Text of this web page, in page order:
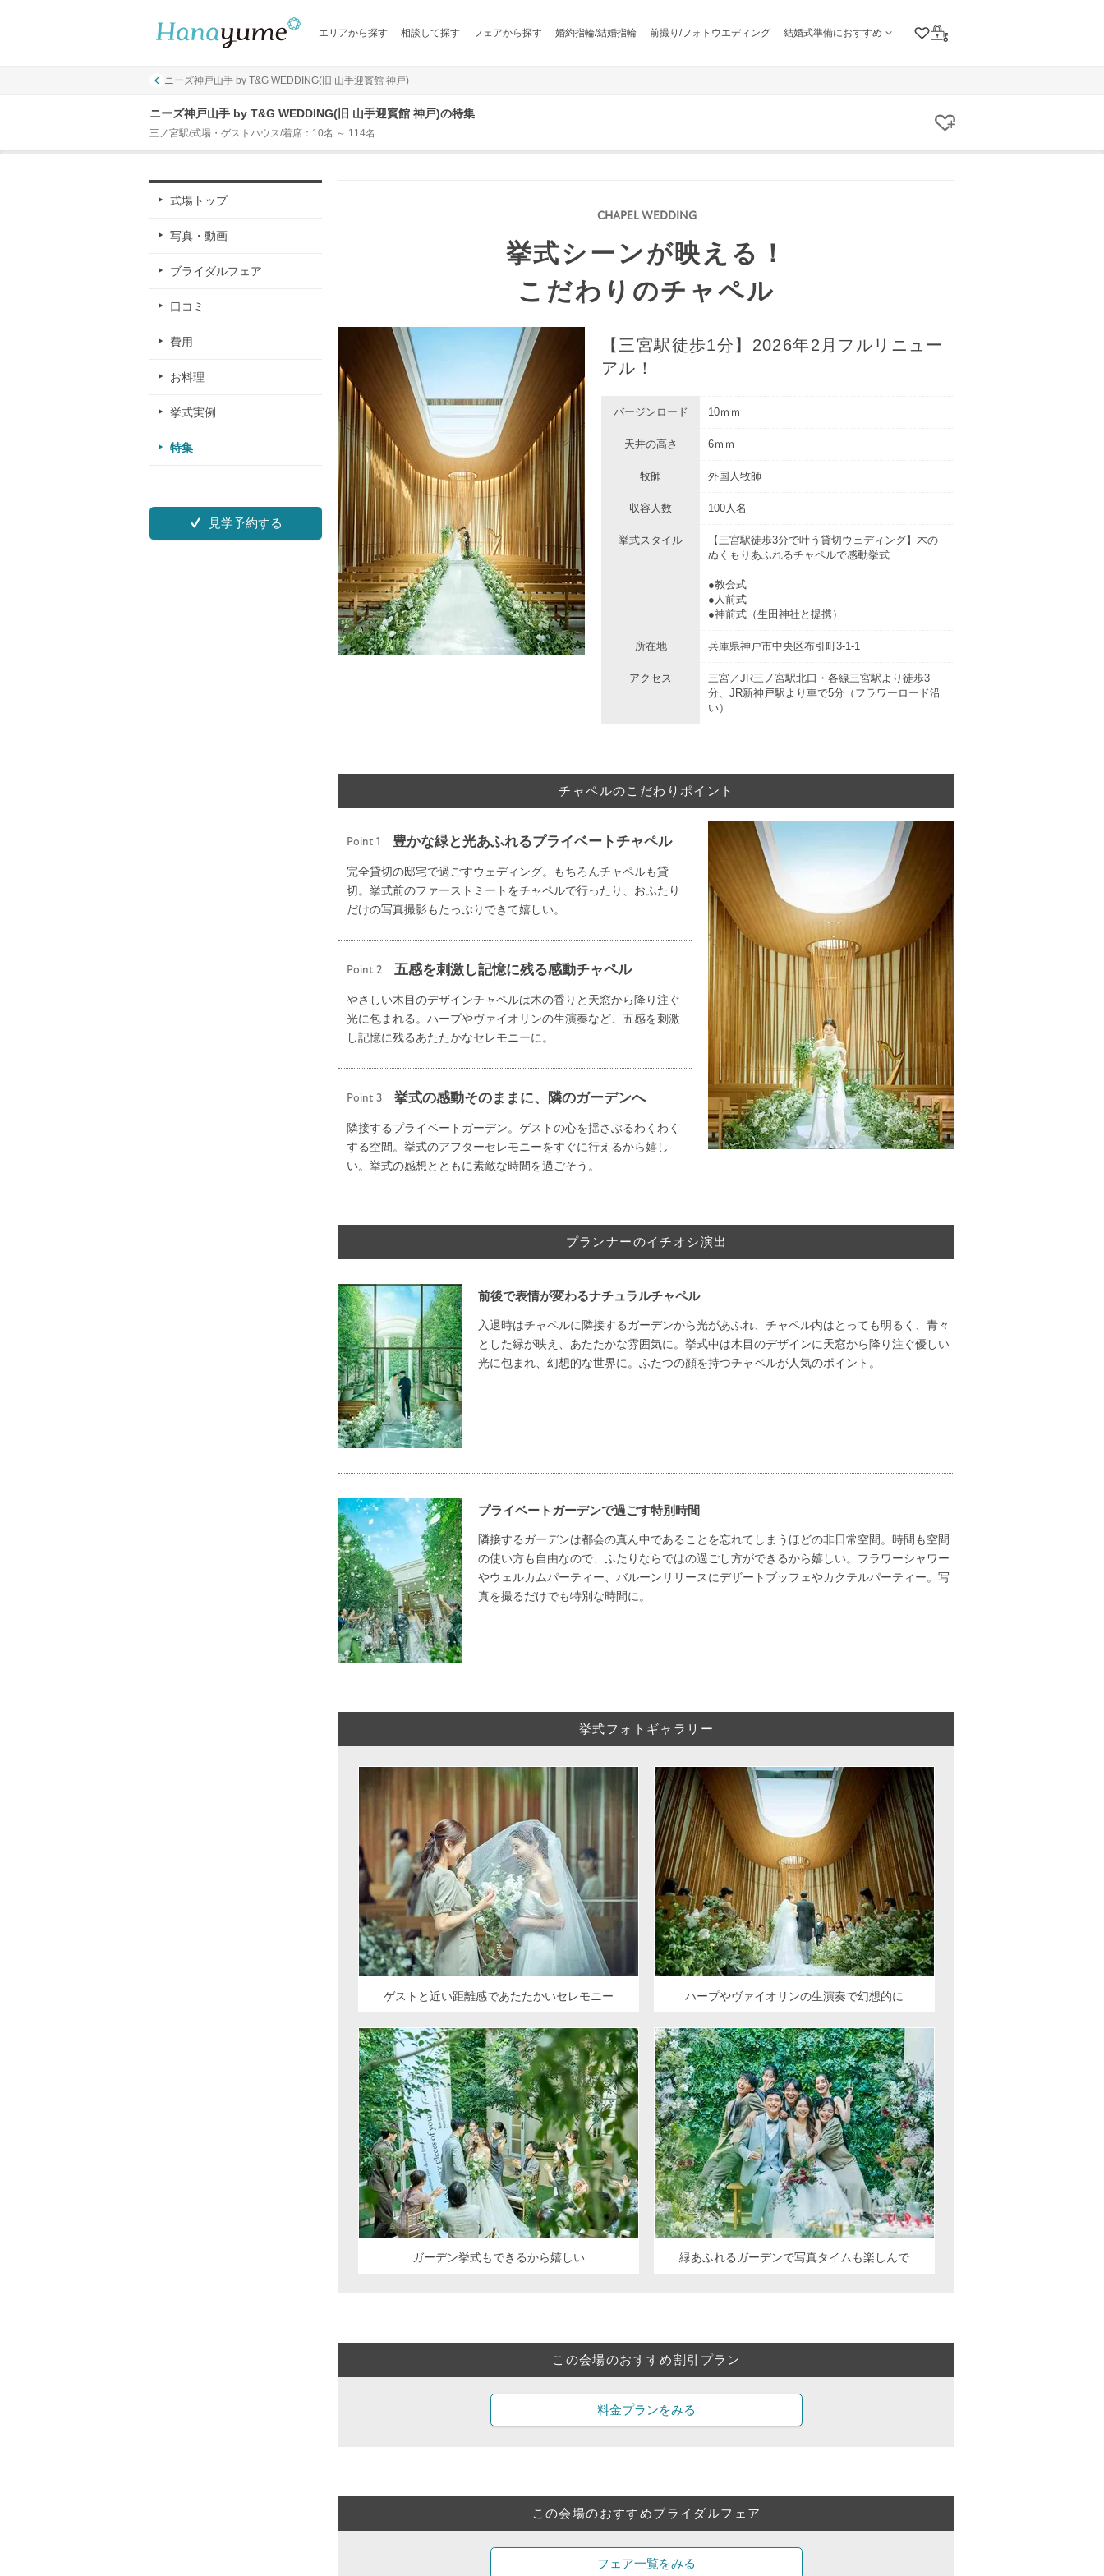
エリアから探す 相談して探す フェアから探す 婚約指輪/結婚指輪 前撮り/フォトウエディング 結婚式準備におすすめ
クリップリスト
ログイン
ニーズ神戸山手 by T&G WEDDING(旧 山手迎賓館 神戸)
ニーズ神戸山手 by T&G WEDDING(旧 山手迎賓館 神戸)の特集
三ノ宮駅/式場・ゲストハウス/着席：10名 ～ 114名 クリップする
式場トップ
写真・動画
ブライダルフェア
口コミ
費用
お料理
挙式実例
特集
見学予約する
挙式シーンが映える！
こだわりのチャペル
【三宮駅徒歩1分】2026年2月フルリニュー
アル！
バージンロード 10ｍｍ
天井の高さ 6ｍｍ
牧師 外国人牧師
収容人数 100人名
挙式スタイル
【三宮駅徒歩3分で叶う貸切ウェディング】木の
ぬくもりあふれるチャペルで感動挙式
●教会式
●人前式
●神前式（生田神社と提携）
所在地 兵庫県神戸市中央区布引町3-1-1
アクセス
三宮／JR三ノ宮駅北口・各線三宮駅より徒歩3
分、JR新神戸駅より車で5分（フラワーロード沿
い）
チャペルのこだわりポイント
Point 1 豊かな緑と光あふれるプライベートチャペル
完全貸切の邸宅で過ごすウェディング。もちろんチャペルも貸
切。挙式前のファーストミートをチャペルで行ったり、おふたり
だけの写真撮影もたっぷりできて嬉しい。
Point 2 五感を刺激し記憶に残る感動チャペル
やさしい木目のデザインチャペルは木の香りと天窓から降り注ぐ
光に包まれる。ハープやヴァイオリンの生演奏など、五感を刺激
し記憶に残るあたたかなセレモニーに。
Point 3 挙式の感動そのままに、隣のガーデンへ
隣接するプライベートガーデン。ゲストの心を揺さぶるわくわく
する空間。挙式のアフターセレモニーをすぐに行えるから嬉し
い。挙式の感想とともに素敵な時間を過ごそう。
プランナーのイチオシ演出
前後で表情が変わるナチュラルチャペル
入退時はチャペルに隣接するガーデンから光があふれ、チャペル内はとっても明るく、青々
とした緑が映え、あたたかな雰囲気に。挙式中は木目のデザインに天窓から降り注ぐ優しい
光に包まれ、幻想的な世界に。ふたつの顔を持つチャペルが人気のポイント。
プライベートガーデンで過ごす特別時間
隣接するガーデンは都会の真ん中であることを忘れてしまうほどの非日常空間。時間も空間
の使い方も自由なので、ふたりならではの過ごし方ができるから嬉しい。フラワーシャワー
やウェルカムパーティー、バルーンリリースにデザートブッフェやカクテルパーティー。写
真を撮るだけでも特別な時間に。
挙式フォトギャラリー
ゲストと近い距離感であたたかいセレモニー ハープやヴァイオリンの生演奏で幻想的に
ガーデン挙式もできるから嬉しい 緑あふれるガーデンで写真タイムも楽しんで
この会場のおすすめ割引プラン
料金プランをみる
この会場のおすすめブライダルフェア
フェア一覧をみる